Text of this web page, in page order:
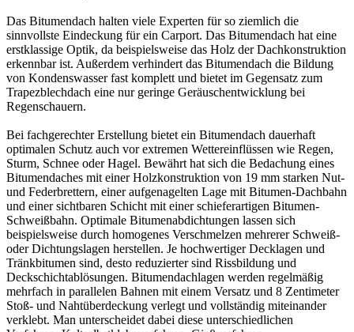
Das Bitumendach halten viele Experten für so ziemlich die
sinnvollste Eindeckung für ein Carport. Das Bitumendach hat eine
erstklassige Optik, da beispielsweise das Holz der Dachkonstruktion
erkennbar ist. Außerdem verhindert das Bitumendach die Bildung
von Kondenswasser fast komplett und bietet im Gegensatz zum
Trapezblechdach eine nur geringe Geräuschentwicklung bei
Regenschauern.
Bei fachgerechter Erstellung bietet ein Bitumendach dauerhaft
optimalen Schutz auch vor extremen Wettereinflüssen wie Regen,
Sturm, Schnee oder Hagel. Bewährt hat sich die Bedachung eines
Bitumendaches mit einer Holzkonstruktion von 19 mm starken Nut-
und Federbrettern, einer aufgenagelten Lage mit Bitumen-Dachbahn
und einer sichtbaren Schicht mit einer schieferartigen Bitumen-
Schweißbahn. Optimale Bitumenabdichtungen lassen sich
beispielsweise durch homogenes Verschmelzen mehrerer Schweiß-
oder Dichtungslagen herstellen. Je hochwertiger Decklagen und
Tränkbitumen sind, desto reduzierter sind Rissbildung und
Deckschichtablösungen. Bitumendachlagen werden regelmäßig
mehrfach in parallelen Bahnen mit einem Versatz und 8 Zentimeter
Stoß- und Nahtüberdeckung verlegt und vollständig miteinander
verklebt. Man unterscheidet dabei diese unterschiedlichen